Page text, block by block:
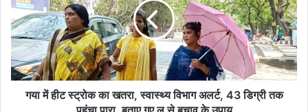
स्ट्रोक
का
खतरा,
स्वास्थ्य
विभाग
अलर्ट,
गया में हीट स्ट्रोक का खतरा, स्वास्थ्य विभाग अलर्ट, 43 डिग्री तक